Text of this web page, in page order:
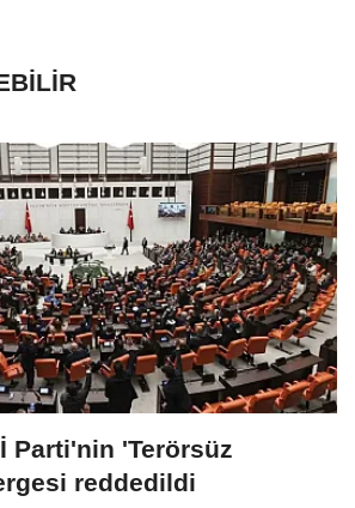
Parti'nin 'Terörsüz
reddedildi